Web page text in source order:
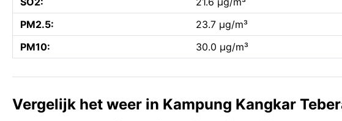
PM2.5:
23.7 µg/m³
PM10:
30.0 µg/m³
Vergelijk het weer in Kampung Kangkar